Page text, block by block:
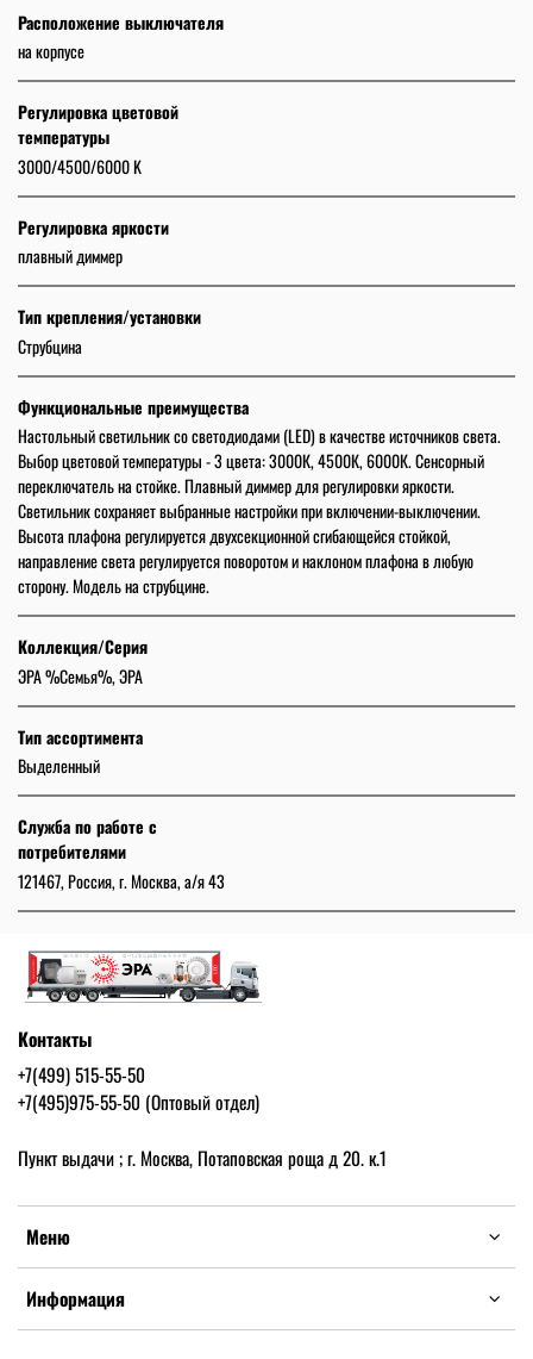
Расположение выключателя
на корпусе
Регулировка цветовой
температуры
3000/4500/6000 K
Регулировка яркости
плавный диммер
Тип крепления/установки
Струбцина
Функциональные преимущества
Настольный светильник со светодиодами (LED) в качестве источников света.
Выбор цветовой температуры - 3 цвета: 3000К, 4500К, 6000К. Сенсорный
переключатель на стойке. Плавный диммер для регулировки яркости.
Светильник сохраняет выбранные настройки при включении-выключении.
Высота плафона регулируется двухсекционной сгибающейся стойкой,
направление света регулируется поворотом и наклоном плафона в любую
сторону. Модель на струбцине.
Коллекция/Серия
ЭРА %Семья%, ЭРА
Тип ассортимента
Выделенный
Служба по работе с
потребителями
121467, Россия, г. Москва, а/я 43
Меню
Информация
Контакты
+7(499) 515-55-50
+7(495)975-55-50 (Оптовый отдел)
Пункт выдачи ; г. Москва, Потаповская роща д 20. к.1